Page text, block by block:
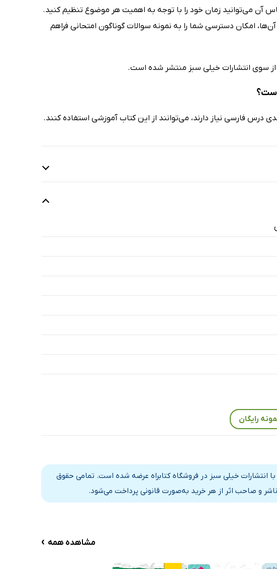
آن می‌توانید زمان خود را با توجه به اهمیت هر موضوع تنظیم کنید.
امکان دسترسی شما را به نمونه سوالات گوناگون امتحانی فراهم
سوی انتشارات خیلی سبز منتشر شده است.
فارسی نیاز دارند، می‌توانند از این کتاب آموزشی استفاده کنند.
رایگان
انتشارات خیلی سبز در فروشگاه کتابراه عرضه شده است. تمامی حقوق
و صاحب اثر از هر خرید به‌صورت قانونی پرداخت می‌شود.
مشاهده همه ›